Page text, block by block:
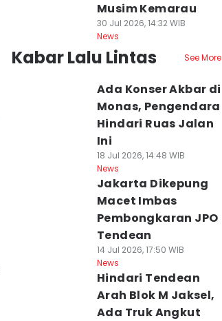
Musim Kemarau
30 Jul 2026, 14:32 WIB
News
Kabar Lalu Lintas See More
Ada Konser Akbar di
Monas, Pengendara
Hindari Ruas Jalan
Ini
18 Jul 2026, 14:48 WIB
News
Jakarta Dikepung
Macet Imbas
Pembongkaran JPO
Tendean
14 Jul 2026, 17:50 WIB
News
Hindari Tendean
Arah Blok M Jaksel,
Ada Truk Angkut